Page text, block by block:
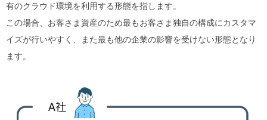
有のクラウド環境を利用する形態を指します。
この場合、お客さま資産のため最もお客さま独自の構成にカスタマ
イズが行いやすく、また最も他の企業の影響を受けない形態となり
ます。